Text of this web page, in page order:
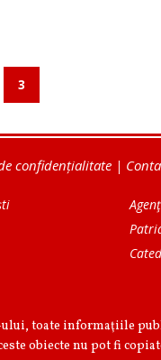
3
confidențialitate |
toate informaţiile
obiecte nu pot fi